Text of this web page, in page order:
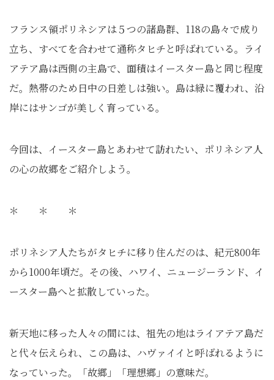
フランス領ポリネシアは５つの諸島群、118の島々で成り
立ち、すべてを合わせて通称タヒチと呼ばれている。ライ
アテア島は西側の主島で、面積はイースター島と同じ程度
だ。熱帯のため日中の日差しは強い。島は緑に覆われ、沿
岸にはサンゴが美しく育っている。
今回は、イースター島とあわせて訪れたい、ポリネシア人
の心の故郷をご紹介しよう。
＊ ＊ ＊
ポリネシア人たちがタヒチに移り住んだのは、紀元800年
から1000年頃だ。その後、ハワイ、ニュージーランド、イ
ースター島へと拡散していった。
新天地に移った人々の間には、祖先の地はライアテア島だ
と代々伝えられ、この島は、ハヴァイイと呼ばれるように
なっていった。「故郷」「理想郷」の意味だ。